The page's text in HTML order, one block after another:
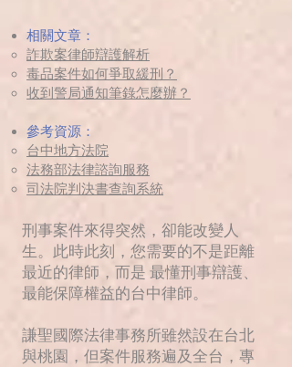
相關文章：
詐欺案律師辯護解析
毒品案件如何爭取緩刑？
收到警局通知筆錄怎麼辦？
參考資源：
台中地方法院
法務部法律諮詢服務
司法院判決書查詢系統
刑事案件來得突然，卻能改變人
生。此時此刻，您需要的不是距離
最近的律師，而是 最懂刑事辯護、
最能保障權益的台中律師。
謙聖國際法律事務所雖然設在台北
與桃園，但案件服務遍及全台，專